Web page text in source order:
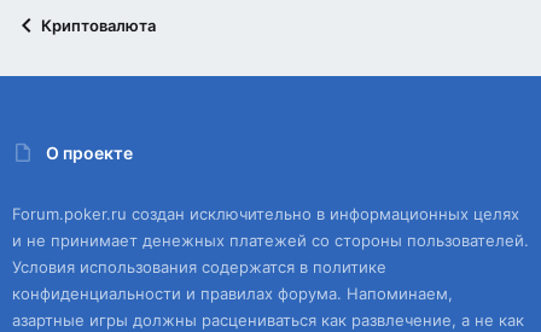
Криптовалюта
О проекте
Forum.poker.ru создан исключительно в информационных целях
и не принимает денежных платежей со стороны пользователей.
Условия использования содержатся в политике
конфиденциальности и правилах форума. Напоминаем,
азартные игры должны расцениваться как развлечение, а не как